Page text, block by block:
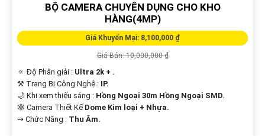
BỘ CAMERA CHUYÊN DỤNG CHO KHO
HÀNG(4MP)
Giá Khuyến Mại: 8,100,000 ₫
Giá Bán: 10,000,000 ₫
🔅 Độ Phân giải : Ultra 2k + .
⚒ Trang Bị Công Nghệ : IP.
🌙 Khi xem thiếu sáng : Hồng Ngoại 30m Hồng Ngoại SMD.
🕸️ Camera Thiết Kế Dome Kim loại + Nhựa.
️⇝ Chức Năng : Thu Âm.